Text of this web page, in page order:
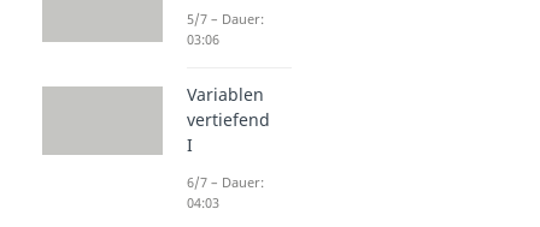
5/7 – Dauer:
03:06
Variablen
vertiefend
I
6/7 – Dauer:
04:03